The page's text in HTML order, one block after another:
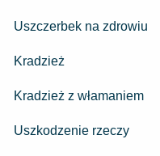
Uszczerbek na zdrowiu
Kradzież
Kradzież z włamaniem
Uszkodzenie rzeczy